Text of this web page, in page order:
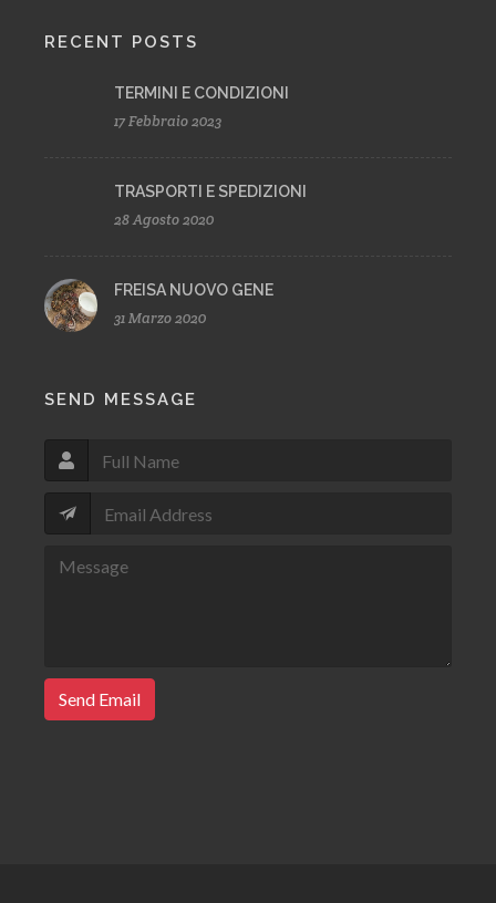
RECENT POSTS
TERMINI E CONDIZIONI
17 Febbraio 2023
TRASPORTI E SPEDIZIONI
28 Agosto 2020
FREISA NUOVO GENE
31 Marzo 2020
SEND MESSAGE
Send Email